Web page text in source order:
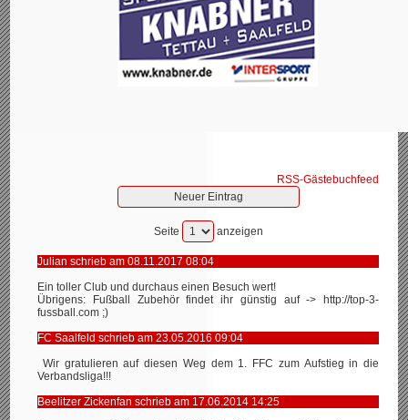
RSS-Gästebuchfeed
Seite anzeigen
Julian schrieb am 08.11.2017 08:04
Ein toller Club und durchaus einen Besuch wert!
Übrigens: Fußball Zubehör findet ihr günstig auf -> http://top-3-
fussball.com ;)
FC Saalfeld schrieb am 23.05.2016 09:04
Wir gratulieren auf diesen Weg dem 1. FFC zum Aufstieg in die
Verbandsliga!!!
Beelitzer Zickenfan schrieb am 17.06.2014 14:25